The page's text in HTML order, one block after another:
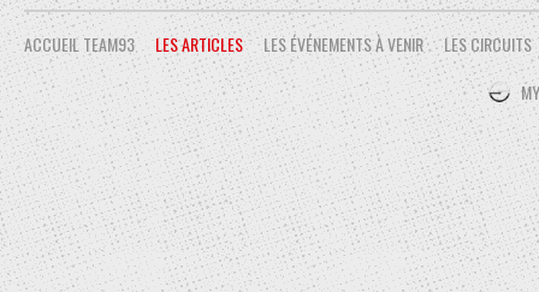
quelques victuailles
sucres (Pas toujours
fais-tu donc là ? Et
diététique ? A quoi
pluie et le pot de
pas pour déjeuner ?
chemin pour le
roule moins vite, on ne
loin. Les lièvres sont
qu'il y aura toujours de
Au Copains d'Abord,
tortues. Moralité :
ACCUEIL TEAM93 LES ARTICLES LES ÉVÉNEMENTS À VENIR
LES CIRCUITS